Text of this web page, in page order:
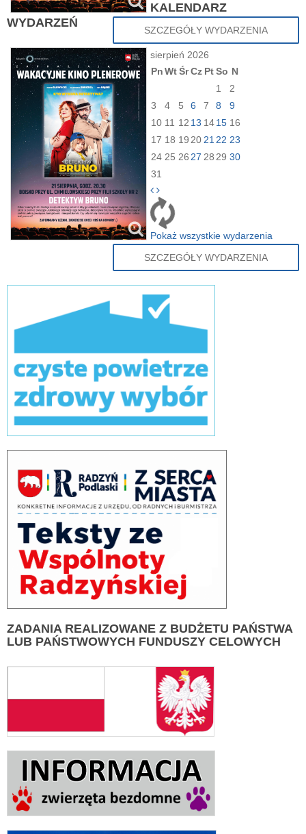
SZCZEGÓŁY WYDARZENIA
SZCZEGÓŁY WYDARZENIA
KALENDARZ
WYDARZEŃ
sierpień 2026
PnWtŚrCz PtSo N
1
2
3
4 5 6 7 8
9
10 11 12 13 1415 16
17 18 19 20 21 22 23
24 25 26 27 28 29 30
31
Pokaż wszystkie wydarzenia
ZADANIAREALIZOWANE Z BUDŻETU PAŃSTWA
LUB PAŃSTWOWYCH FUNDUSZY CELOWYCH